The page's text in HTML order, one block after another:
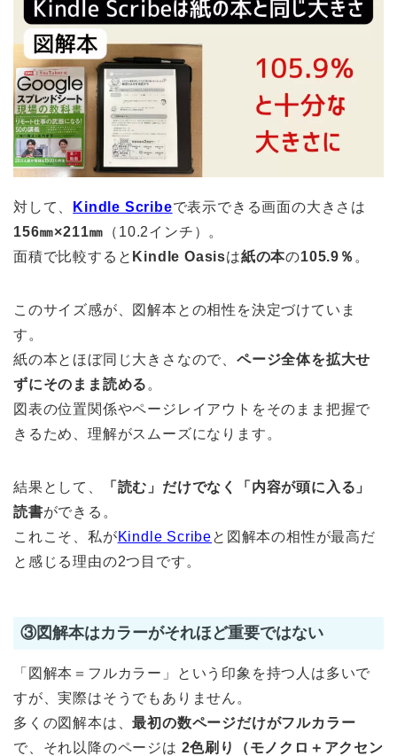
対して、 Kindle Scribeで表示できる画面の大きさは
156㎜×211㎜ （10.2インチ）。
面積で比較すると Kindle Oasisは紙の本の105.9％ 。
このサイズ感が、図解本との相性を決定づけていま
す。
紙の本とほぼ同じ大きさなので、ページ全体を拡大せ
ずにそのまま読める 。
図表の位置関係やページレイアウトをそのまま把握で
きるため、理解がスムーズになります。
結果として、
「読む」だけでなく「内容が頭に入る」
読書ができる。
これこそ、私がKindle Scribeと図解本の相性が最高だ
と感じる理由の2つ目です。
③図解本はカラーがそれほど重要ではない
「図解本＝フルカラー」という印象を持つ人は多いで
すが、実際はそうでもありません。
多くの図解本は、最初の数ページだけがフルカラー
で、それ以降のページは 2色刷り（モノクロ＋アクセン